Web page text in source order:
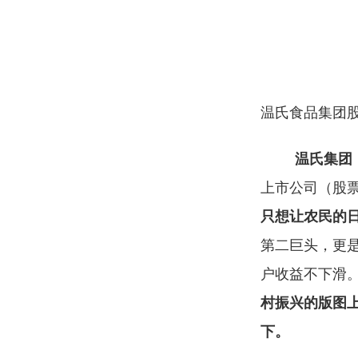
温氏食品集团
温氏集团
上市公司（股
只想让农民的
第二巨头，更
户收益不下滑
村振兴的版图
下。